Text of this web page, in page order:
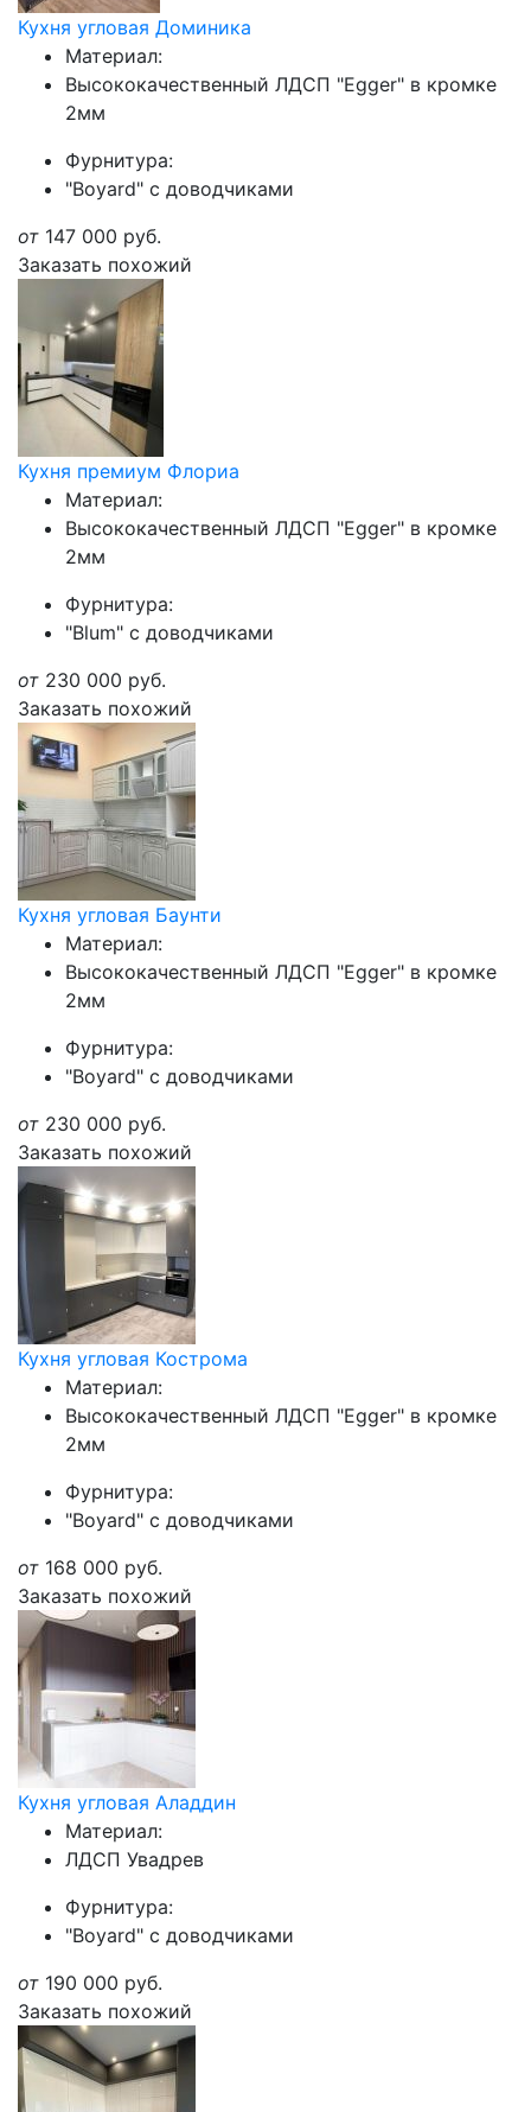
Кухня угловая Доминика
Материал:
Высококачественный ЛДСП "Egger" в кромке
2мм
Фурнитура:
"Boyard" с доводчиками
от 147 000 руб.
Заказать похожий
Кухня премиум Флориа
Материал:
Высококачественный ЛДСП "Egger" в кромке
2мм
Фурнитура:
"Blum" с доводчиками
от 230 000 руб.
Заказать похожий
Кухня угловая Баунти
Материал:
Высококачественный ЛДСП "Egger" в кромке
2мм
Фурнитура:
"Boyard" с доводчиками
от 230 000 руб.
Заказать похожий
Кухня угловая Кострома
Материал:
Высококачественный ЛДСП "Egger" в кромке
2мм
Фурнитура:
"Boyard" с доводчиками
от 168 000 руб.
Заказать похожий
Кухня угловая Аладдин
Материал:
ЛДСП Увадрев
Фурнитура:
"Boyard" с доводчиками
от 190 000 руб.
Заказать похожий